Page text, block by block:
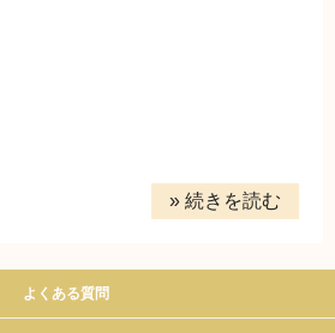
» 続きを読む
よくある質問